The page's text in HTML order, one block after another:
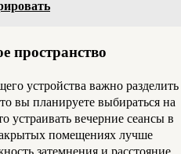
пространство
устройства важно разделить
вы планируете выбираться на
устраивать вечерние сеансы в
помещениях лучше
затемнения и расстояние